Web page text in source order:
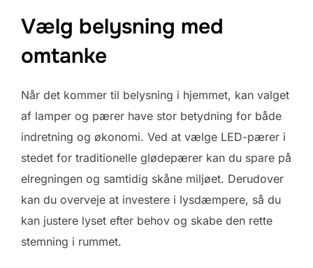
Vælg belysning med
omtanke
Når det kommer til belysning i hjemmet, kan valget
af lamper og pærer have stor betydning for både
indretning og økonomi. Ved at vælge LED-pærer i
stedet for traditionelle glødepærer kan du spare på
elregningen og samtidig skåne miljøet. Derudover
kan du overveje at investere i lysdæmpere, så du
kan justere lyset efter behov og skabe den rette
stemning i rummet.